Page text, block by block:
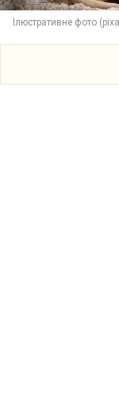
Ілюстративне фото